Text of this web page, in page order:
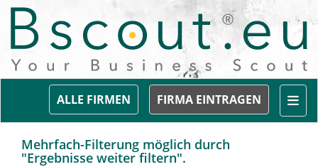
FIRMA EINTRAGEN
ALLE FIRMEN
Mehrfach-Filterung möglich durch
"Ergebnisse weiter filtern".